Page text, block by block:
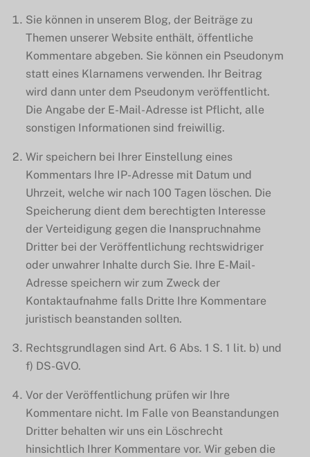
Sie können in unserem Blog, der Beiträge zu
Themen unserer Website enthält, öffentliche
Kommentare abgeben. Sie können ein Pseudonym
statt eines Klarnamens verwenden. Ihr Beitrag
wird dann unter dem Pseudonym veröffentlicht.
Die Angabe der E-Mail-Adresse ist Pflicht, alle
sonstigen Informationen sind freiwillig.
Wir speichern bei Ihrer Einstellung eines
Kommentars Ihre IP-Adresse mit Datum und
Uhrzeit, welche wir nach 100 Tagen löschen. Die
Speicherung dient dem berechtigten Interesse
der Verteidigung gegen die Inanspruchnahme
Dritter bei der Veröffentlichung rechtswidriger
oder unwahrer Inhalte durch Sie. Ihre E-Mail-
Adresse speichern wir zum Zweck der
Kontaktaufnahme falls Dritte Ihre Kommentare
juristisch beanstanden sollten.
Rechtsgrundlagen sind Art. 6 Abs. 1 S. 1 lit. b) und
f) DS-GVO.
Vor der Veröffentlichung prüfen wir Ihre
Kommentare nicht. Im Falle von Beanstandungen
Dritter behalten wir uns ein Löschrecht
hinsichtlich Ihrer Kommentare vor. Wir geben die